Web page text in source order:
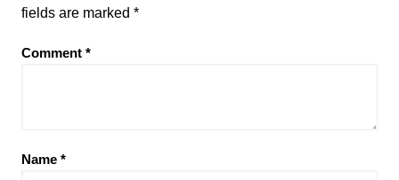
fields are marked *
Comment *
Name *